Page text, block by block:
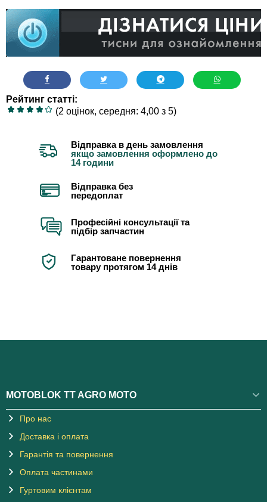
Рейтинг статті:
(2 оцінок, середня: 4,00 з 5)
Відправка в день замовлення
якщо замовлення оформлено до
14 години
Відправка без
передоплат
Професійні консультації та
підбір запчастин
Гарантоване повернення
товару протягом 14 днів
MOTOBLOK TT AGRO MOTO
Про нас
Доставка і оплата
Гарантія та повернення
Оплата частинами
Гуртовим клієнтам